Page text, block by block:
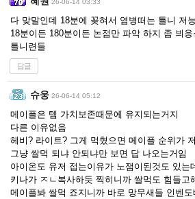
26-06-14 03:33
다 맞말인데 18분에 꽂혀서 염병떠는 틀니 저
18분이든 180분이든 논점만 파악 하지 좀 븨
틀니련들
답글
슈웅 26-06-14 05:12
메이플은 템 가치보존때문에 유지되는거지
다른 이유없음
헤비? 라이트? 그게 먹혔으면 메이플 순위가
그냥 쌀먹 되냐 안되냐만 보면 답 나오는거임
아이온도 유저 접는이유가 노잼이된것도 있는
키나가 ㅈㄴ복사하듯 찍히니까 쌀먹도 힘들고
메이플봐 쌀먹 죠지니까 바로 망무새들 인벤도